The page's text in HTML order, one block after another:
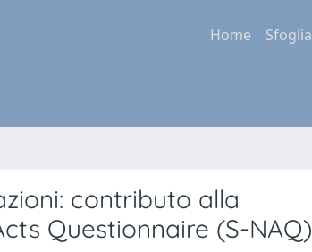
Home Sfoglia
contributo alla
Questionnaire (S-NAQ)